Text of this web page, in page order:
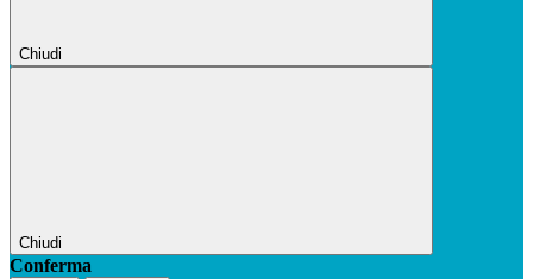
Chiudi
Chiudi
Conferma